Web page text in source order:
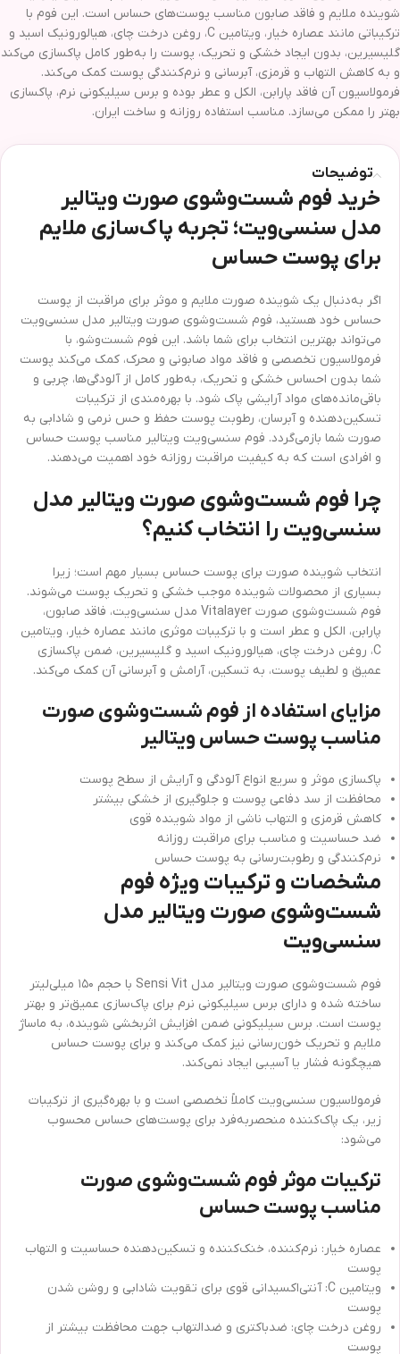
شوینده ملایم و فاقد صابون مناسب پوست‌های حساس است. این فوم با
ترکیباتی مانند عصاره خیار، ویتامین C، روغن درخت چای، هیالورونیک اسید و
گلیسیرین، بدون ایجاد خشکی و تحریک، پوست را به‌طور کامل پاکسازی می‌کند
و به کاهش التهاب و قرمزی، آبرسانی و نرم‌کنندگی پوست کمک می‌کند.
فرمولاسیون آن فاقد پارابن، الکل و عطر بوده و برس سیلیکونی نرم، پاکسازی
بهتر را ممکن می‌سازد. مناسب استفاده روزانه و ساخت ایران.
توضیحات
خرید فوم شست‌وشوی صورت ویتالیر
مدل سنسی‌ویت؛ تجربه پاک‌سازی ملایم
برای پوست حساس
اگر به‌دنبال یک شوینده صورت ملایم و موثر برای مراقبت از پوست
حساس خود هستید، فوم شست‌وشوی صورت ویتالیر مدل سنسی‌ویت
می‌تواند بهترین انتخاب برای شما باشد. این فوم شست‌وشو، با
فرمولاسیون تخصصی و فاقد مواد صابونی و محرک، کمک می‌کند پوست
شما بدون احساس خشکی و تحریک، به‌طور کامل از آلودگی‌ها، چربی و
باقی‌مانده‌های مواد آرایشی پاک شود. با بهره‌مندی از ترکیبات
تسکین‌دهنده و آبرسان، رطوبت پوست حفظ و حس نرمی و شادابی به
صورت شما بازمی‌گردد. فوم سنسی‌ویت ویتالیر مناسب پوست حساس
و افرادی است که به کیفیت مراقبت روزانه خود اهمیت می‌دهند.
چرا فوم شست‌وشوی صورت ویتالیر مدل
سنسی‌ویت را انتخاب کنیم؟
انتخاب شوینده صورت برای پوست حساس بسیار مهم است؛ زیرا
بسیاری از محصولات شوینده موجب خشکی و تحریک پوست می‌شوند.
فوم شست‌وشوی صورت Vitalayer مدل سنسی‌ویت، فاقد صابون،
پارابن، الکل و عطر است و با ترکیبات موثری مانند عصاره خیار، ویتامین
C، روغن درخت چای، هیالورونیک اسید و گلیسیرین، ضمن پاکسازی
عمیق و لطیف پوست، به تسکین، آرامش و آبرسانی آن کمک می‌کند.
مزایای استفاده از فوم شست‌وشوی صورت
مناسب پوست حساس ویتالیر
پاکسازی موثر و سریع انواع آلودگی و آرایش از سطح پوست
محافظت از سد دفاعی پوست و جلوگیری از خشکی بیشتر
کاهش قرمزی و التهاب ناشی از مواد شوینده قوی
ضد حساسیت و مناسب برای مراقبت روزانه
نرم‌کنندگی و رطوبت‌رسانی به پوست حساس
مشخصات و ترکیبات ویژه فوم
شست‌وشوی صورت ویتالیر مدل
سنسی‌ویت
فوم شست‌وشوی صورت ویتالیر مدل Sensi Vit با حجم ۱۵۰ میلی‌لیتر
ساخته شده و دارای برس سیلیکونی نرم برای پاک‌سازی عمیق‌تر و بهتر
پوست است. برس سیلیکونی ضمن افزایش اثربخشی شوینده، به ماساژ
ملایم و تحریک خون‌رسانی نیز کمک می‌کند و برای پوست حساس
هیچگونه فشار یا آسیبی ایجاد نمی‌کند.
فرمولاسیون سنسی‌ویت کاملاً تخصصی است و با بهره‌گیری از ترکیبات
زیر، یک پاک‌کننده منحصربه‌فرد برای پوست‌های حساس محسوب
می‌شود:
ترکیبات موثر فوم شست‌وشوی صورت
مناسب پوست حساس
عصاره خیار: نرم‌کننده، خنک‌کننده و تسکین‌دهنده حساسیت و التهاب
پوست
ویتامین C: آنتی‌اکسیدانی قوی برای تقویت شادابی و روشن شدن
پوست
روغن درخت چای: ضدباکتری و ضدالتهاب جهت محافظت بیشتر از
پوست